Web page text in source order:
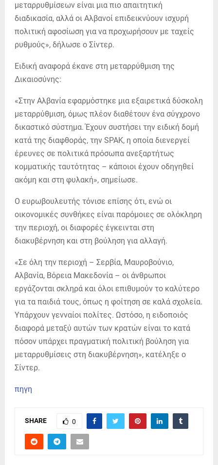
μεταρρυθμίσεων είναι μια πιο απαιτητική
διαδικασία, αλλά οι Αλβανοί επιδεικνύουν ισχυρή
πολιτική αφοσίωση για να προχωρήσουν με ταχείς
ρυθμούς», δήλωσε ο Σίντερ.
Ειδική αναφορά έκανε στη μεταρρύθμιση της
Δικαιοσύνης:
«Στην Αλβανία εφαρμόστηκε μια εξαιρετικά δύσκολη
μεταρρύθμιση, όμως πλέον διαθέτουν ένα σύγχρονο
δικαστικό σύστημα. Έχουν συστήσει την ειδική δομή
κατά της διαφθοράς, την SPAK, η οποία διενεργεί
έρευνες σε πολιτικά πρόσωπα ανεξαρτήτως
κομματικής ταυτότητας – κάποιοι έχουν οδηγηθεί
ακόμη και στη φυλακή», σημείωσε.
Ο ευρωβουλευτής τόνισε επίσης ότι, ενώ οι
οικονομικές συνθήκες είναι παρόμοιες σε ολόκληρη
την περιοχή, οι διαφορές έγκεινται στη
διακυβέρνηση και στη βούληση για αλλαγή.
«Σε όλη την περιοχή – Σερβία, Μαυροβούνιο,
Αλβανία, Βόρεια Μακεδονία – οι άνθρωποι
εργάζονται σκληρά και όλοι επιθυμούν το καλύτερο
για τα παιδιά τους, όπως η φοίτηση σε καλά σχολεία.
Υπάρχουν γενναίοι πολίτες. Ωστόσο, η ειδοποιός
διαφορά μεταξύ αυτών των κρατών είναι το κατά
πόσον υπάρχει πραγματική πολιτική βούληση για
μεταρρυθμίσεις στη διακυβέρνηση», κατέληξε ο
Σίντερ.
πηγη
SHARE 0